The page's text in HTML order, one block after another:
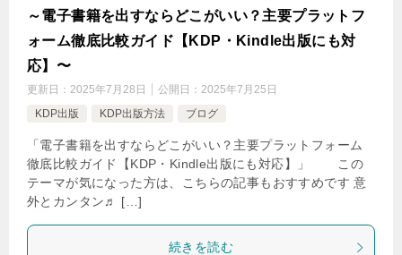
～電子書籍を出すならどこがいい？主要プラットフ
ォーム徹底比較ガイド【KDP・Kindle出版にも対
応】〜
更新日： 2025年7月28日 公開日： 2025年7月25日
KDP出版
KDP出版方法 ブログ
「電子書籍を出すならどこがいい？主要プラットフォーム
徹底比較ガイド【KDP・Kindle出版にも対応】」 この
テーマが気になった方は、こちらの記事もおすすめです 意
外とカンタン♬ […]
続きを読む